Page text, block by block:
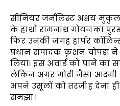
सीनियर जर्नलिस्ट अक्षय मुकुल
के हाथों रामनाथ गोयनका
फिर उनकी जगह हार्पर
प्रधान संपादक कृशन चोपड़ा
लिया। इस अवार्ड को पाने का
लेकिन अगर मोदी जैसा आदमी
अपने उसूलों को तरजीह देना
समझा।